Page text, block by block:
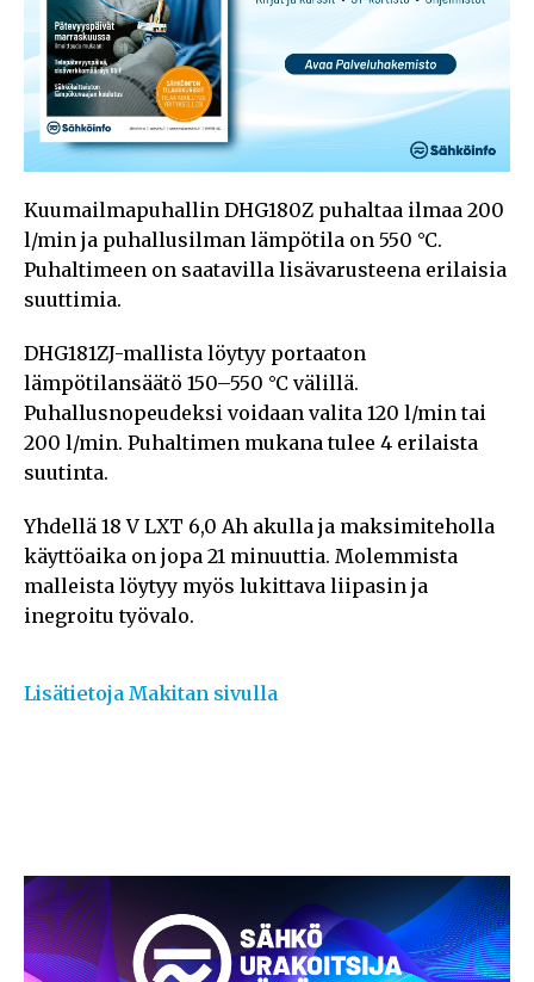
Kuumailmapuhallin DHG180Z puhaltaa ilmaa 200
l/min ja puhallusilman lämpötila on 550 °C.
Puhaltimeen on saatavilla lisävarusteena erilaisia
suuttimia.
DHG181ZJ-mallista löytyy portaaton
lämpötilansäätö 150–550 °C välillä.
Puhallusnopeudeksi voidaan valita 120 l/min tai
200 l/min. Puhaltimen mukana tulee 4 erilaista
suutinta.
Yhdellä 18 V LXT 6,0 Ah akulla ja maksimiteholla
käyttöaika on jopa 21 minuuttia. Molemmista
malleista löytyy myös lukittava liipasin ja
inegroitu työvalo.
Lisätietoja Makitan sivulla